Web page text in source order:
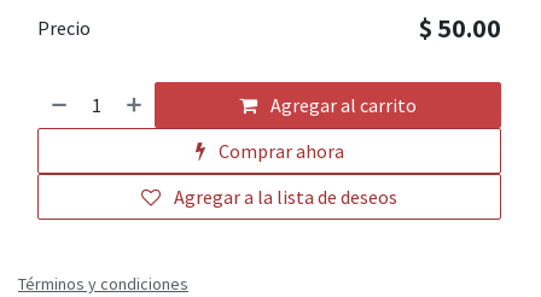
Agregar al carrito
Comprar ahora
Agregar a la lista de deseos
Precio $ 50.00
Términos y condiciones